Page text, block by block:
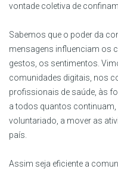
vontade coletiva de
Sabemos que o poder da
mensagens influenciam os
gestos, os sentimentos.
comunidades digitais, nos
profissionais de saúde, às
a todos quantos
voluntariado, a mover as
país.
Assim seja eficiente a